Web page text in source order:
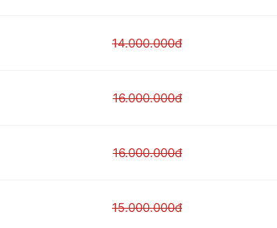
14.000.000đ
16.000.000đ
16.000.000đ
15.000.000đ